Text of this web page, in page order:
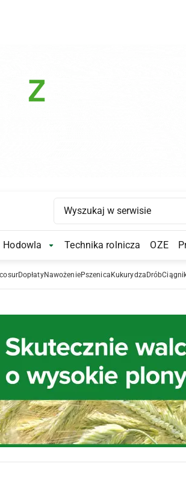
Submenu
Hodowla Hodowla Submenu
Technika rolnicza OZE
DopłatyNawożeniePszenica Kukurydza Drób